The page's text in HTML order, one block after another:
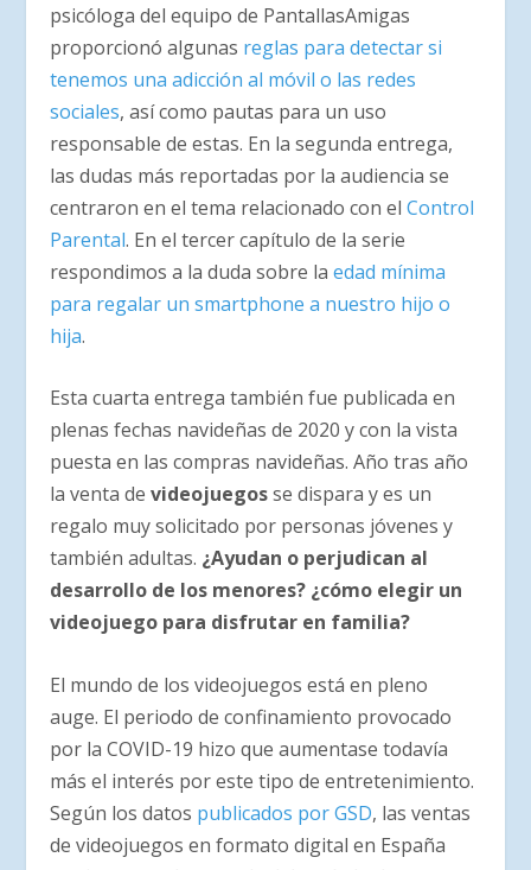
psicóloga del equipo de PantallasAmigas
proporcionó algunas reglas para detectar si
tenemos una adicción al móvil o las redes
sociales, así como pautas para un uso
responsable de estas. En la segunda entrega,
las dudas más reportadas por la audiencia se
centraron en el tema relacionado con elControl
Parental. En el tercer capítulo de la serie
respondimos a la duda sobre laedad mínima
para regalar un smartphone a nuestro hijo o
hija.
Esta cuarta entrega también fue publicada en
plenas fechas navideñas de 2020 y con la vista
puesta en las compras navideñas. Año tras año
la venta devideojuegosse dispara y es un
regalo muy solicitado por personas jóvenes y
también adultas. ¿Ayudan o perjudican al
desarrollo de los menores? ¿cómo elegir un
videojuego para disfrutar en familia?
El mundo de los videojuegos está en pleno
auge. El periodo de confinamiento provocado
por la COVID-19 hizo que aumentase todavía
más el interés por este tipo de entretenimiento.
Según los datos publicados por GSD, las ventas
de videojuegos en formato digital en España